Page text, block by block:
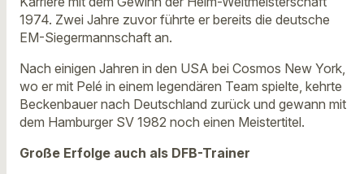
1974. Zwei Jahre zuvor führte er bereits die deutsche
EM-Siegermannschaft an.
Nach einigen Jahren in den USA bei Cosmos New York,
wo er mit Pelé in einem legendären Team spielte, kehrte
Beckenbauer nach Deutschland zurück und gewann mit
dem Hamburger SV 1982 noch einen Meistertitel.
Große Erfolge auch als DFB-Trainer